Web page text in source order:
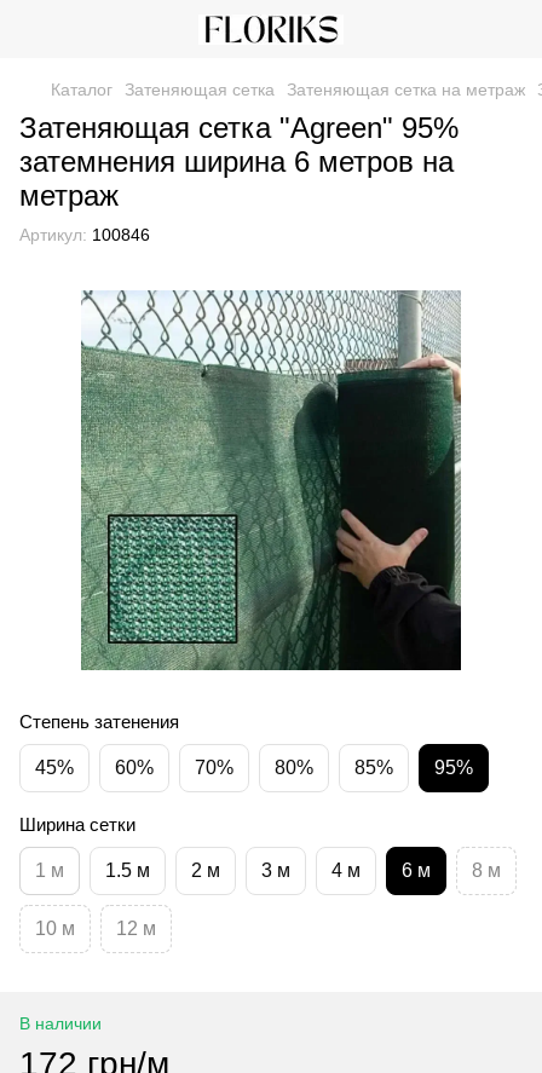
Каталог Затеняющая сетка Затеняющая сетка на метраж
Затеняющая сетка "Agreen" 95%
затемнения ширина 6 метров на
метраж
Артикул: 100846
Степень затенения
45% 60% 70% 80% 85% 95%
Ширина сетки
1 м 1.5 м 2 м 3 м 4 м 6 м 8 м
10 м 12 м
В наличии
172 грн/м